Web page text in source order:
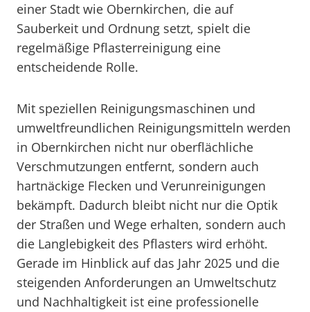
einer Stadt wie Obernkirchen, die auf
Sauberkeit und Ordnung setzt, spielt die
regelmäßige Pflasterreinigung eine
entscheidende Rolle.
Mit speziellen Reinigungsmaschinen und
umweltfreundlichen Reinigungsmitteln werden
in Obernkirchen nicht nur oberflächliche
Verschmutzungen entfernt, sondern auch
hartnäckige Flecken und Verunreinigungen
bekämpft. Dadurch bleibt nicht nur die Optik
der Straßen und Wege erhalten, sondern auch
die Langlebigkeit des Pflasters wird erhöht.
Gerade im Hinblick auf das Jahr 2025 und die
steigenden Anforderungen an Umweltschutz
und Nachhaltigkeit ist eine professionelle